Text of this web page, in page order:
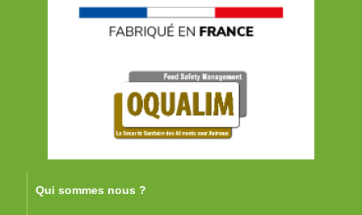
Qui sommes nous ?